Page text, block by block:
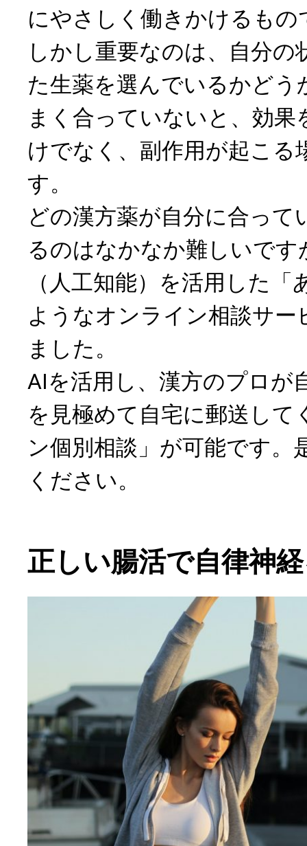
にやさしく働きかけるもの
しかし重要なのは、自分の
た生薬を選んでいるかどう
まく合っていないと、効
けでなく、副作用が起こる
す。
どの漢方薬が自分に合って
るのはなかなか難しいです
（人工知能）を活用した
ようなオンライン相談サー
ました。
AIを活用し、漢方のプロが
を見極めて自宅に郵送して
ン個別相談」が可能です。
ください。
正しい腸活で自律神